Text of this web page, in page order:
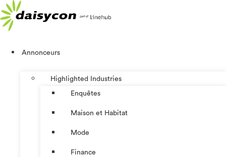
Aller
au
contenu
Annonceurs
Highlighted Industries
Enquêtes
Maison et Habitat
Mode
Finance